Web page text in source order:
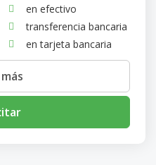
en efectivo
transferencia bancaria
en tarjeta bancaria